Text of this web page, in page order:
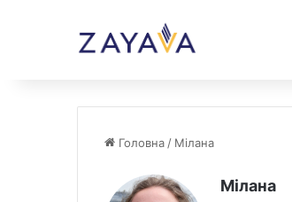
Головна / Мілана
Мілана